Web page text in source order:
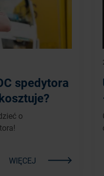
spedytora
o
WIĘCEJ